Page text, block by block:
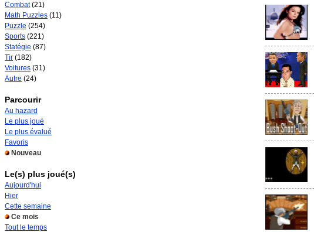
Combat(21)
Math Puzzles (11)
Puzzle (254)
Sports (221)
Statégie (87)
Tir (182)
Voitures (31)
Autre (24)
Parcourir
Au hazard
Le plus joué
Le plus évalué
Favoris
Nouveau
Le(s) plus joué(s)
Aujourd'hui
Hier
Cette semaine
Ce mois
Tout le temps